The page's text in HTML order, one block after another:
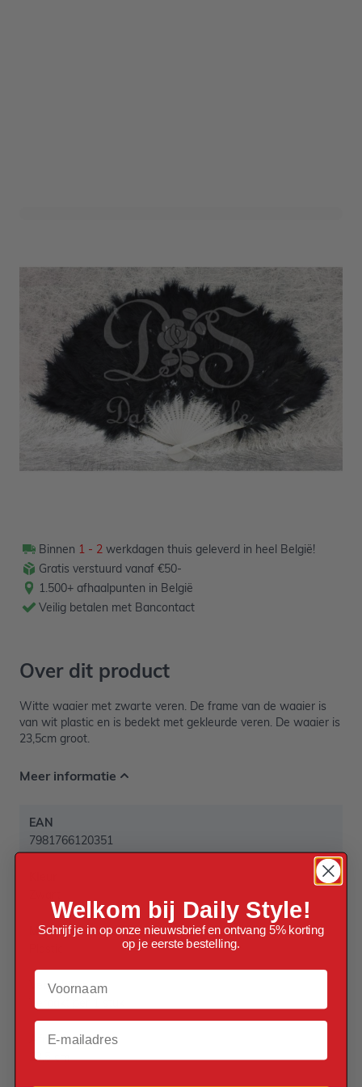
Art. nr. 1203-35ZWART
Informeer mij wanneer dit product op voorraad is
Niet op voorraad
1,50 Verpakt per 1 stuk
Binnen 1 - 2 werkdagen thuis geleverd in heel België!
Gratis verstuurd vanaf €50-
1.500+ afhaalpunten in België
Veilig betalen met Bancontact
Over dit product
Witte waaier met zwarte veren. De frame van de waaier is
van wit plastic en is bedekt met gekleurde veren. De waaier is
23,5cm groot.
Meer informatie
EAN
7981766120351
Materiaal
Verpakt per
Afmetingen
23,5 cm
Welkom bij Daily Style!
Schrijf je in op onze nieuwsbrief en ontvang 5% korting
op je eerste bestelling.
Voornaam
Email